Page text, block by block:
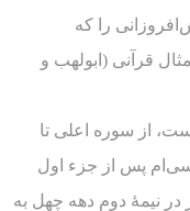
را که
قرآنی (ابولهب و
از سوره اعلی تا
پس از جزء اول
نیمۀ دوم دهه چهل به